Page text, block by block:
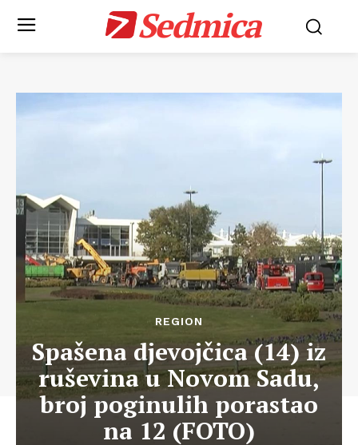
Sedmica
REGION
Spašena djevojčica (14) iz
ruševina u Novom Sadu,
broj poginulih porastao
na 12 (FOTO)